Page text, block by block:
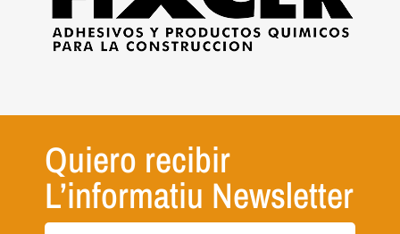
Quiero recibir
L’informatiu Newsletter